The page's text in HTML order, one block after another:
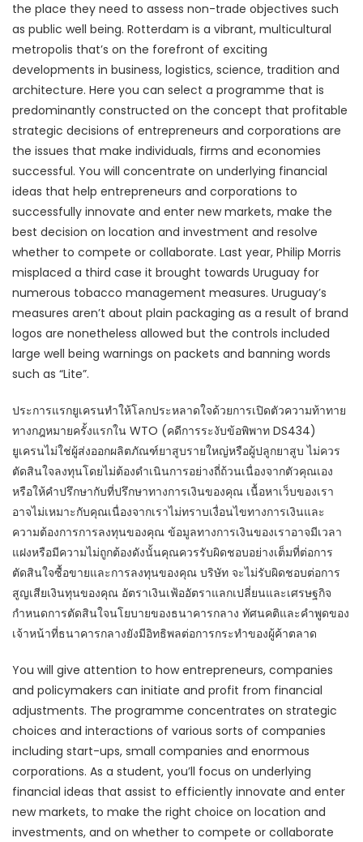
the place they need to assess non-trade objectives such
as public well being. Rotterdam is a vibrant, multicultural
metropolis that’s on the forefront of exciting
developments in business, logistics, science, tradition and
architecture. Here you can select a programme that is
predominantly constructed on the concept that profitable
strategic decisions of entrepreneurs and corporations are
the issues that make individuals, firms and economies
successful. You will concentrate on underlying financial
ideas that help entrepreneurs and corporations to
successfully innovate and enter new markets, make the
best decision on location and investment and resolve
whether to compete or collaborate. Last year, Philip Morris
misplaced a third case it brought towards Uruguay for
numerous tobacco management measures. Uruguay’s
measures aren’t about plain packaging as a result of brand
logos are nonetheless allowed but the controls included
large well being warnings on packets and banning words
such as “Lite”.
ประการแรกยูเครนทำให้โลกประหลาดใจด้วยการเปิดตัวความท้าทาย
ทางกฎหมายครั้งแรกใน WTO (คดีการระงับข้อพิพาท DS434)
ยูเครนไม่ใช่ผู้ส่งออกผลิตภัณฑ์ยาสูบรายใหญ่หรือผู้ปลูกยาสูบ ไม่ควร
ตัดสินใจลงทุนโดยไม่ต้องดำเนินการอย่างถี่ถ้วนเนื่องจากตัวคุณเอง
หรือให้คำปรึกษากับที่ปรึกษาทางการเงินของคุณ เนื้อหาเว็บของเรา
อาจไม่เหมาะกับคุณเนื่องจากเราไม่ทราบเงื่อนไขทางการเงินและ
ความต้องการการลงทุนของคุณ ข้อมูลทางการเงินของเราอาจมีเวลา
แฝงหรือมีความไม่ถูกต้องดังนั้นคุณควรรับผิดชอบอย่างเต็มที่ต่อการ
ตัดสินใจซื้อขายและการลงทุนของคุณ บริษัท จะไม่รับผิดชอบต่อการ
สูญเสียเงินทุนของคุณ อัตราเงินเฟ้ออัตราแลกเปลี่ยนและเศรษฐกิจ
กำหนดการตัดสินใจนโยบายของธนาคารกลาง ทัศนคติและคำพูดของ
เจ้าหน้าที่ธนาคารกลางยังมีอิทธิพลต่อการกระทำของผู้ค้าตลาด
You will give attention to how entrepreneurs, companies
and policymakers can initiate and profit from financial
adjustments. The programme concentrates on strategic
choices and interactions of various sorts of companies
including start-ups, small companies and enormous
corporations. As a student, you’ll focus on underlying
financial ideas that assist to efficiently innovate and enter
new markets, to make the right choice on location and
investments, and on whether to compete or collaborate